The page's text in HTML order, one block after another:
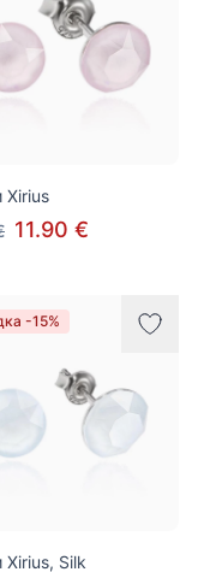
Xirius
11.90 €
-15%
Xirius, Silk